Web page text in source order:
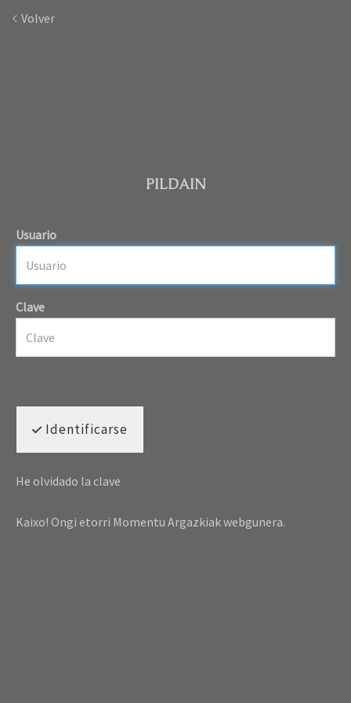
Volver
PILDAIN
Usuario
Clave
Identificarse
He olvidado la clave
Kaixo! Ongi etorri Momentu Argazkiak webgunera.